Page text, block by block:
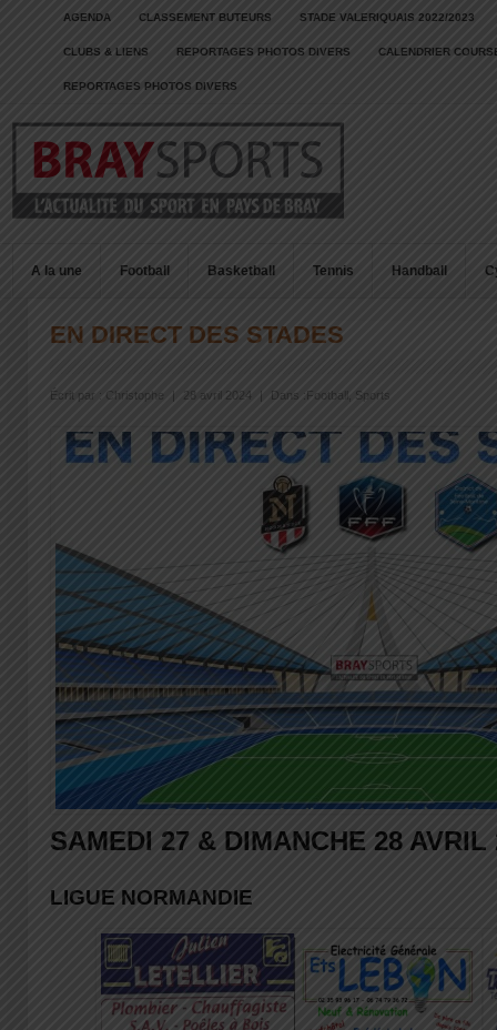
AGENDA CLASSEMENT BUTEURS STADE VALERIQUAIS 2022/2023
CLUBS & LIENS REPORTAGES PHOTOS DIVERS CALENDRIER
REPORTAGES PHOTOS DIVERS
A la une Football Basketball Tennis Handball
EN DIRECT DES STADES
Écrit par : Christophe 28 avril 2024 Dans : Football Sports
SAMEDI 27 & DIMANCHE 28 AVRIL
LIGUE NORMANDIE